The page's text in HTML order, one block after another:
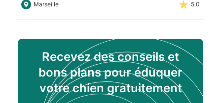
Marseille 5.0
Recevez des conseils et
bons plans pour éduquer
votre chien gratuitement